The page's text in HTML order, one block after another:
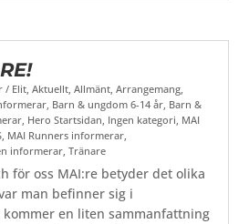
/ Elit ,Aktuellt ,Allmänt ,Arrangemang
Barn & ungdom 6-14 år Barn &
Hero Startsidan Ingen kategori MAI
MAI Runners informerar
informerar ,Tränare
för oss MAI:re betyder det olika
man befinner sig i
kommer en liten sammanfattning